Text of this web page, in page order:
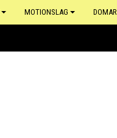
MOTIONSLAG